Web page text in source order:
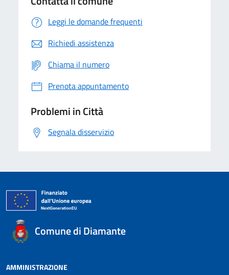
Leggi le domande frequenti
Richiedi assistenza
Chiama il numero
Prenota appuntamento
Problemi in Città
Segnala disservizio
Comune di Diamante
AMMINISTRAZIONE